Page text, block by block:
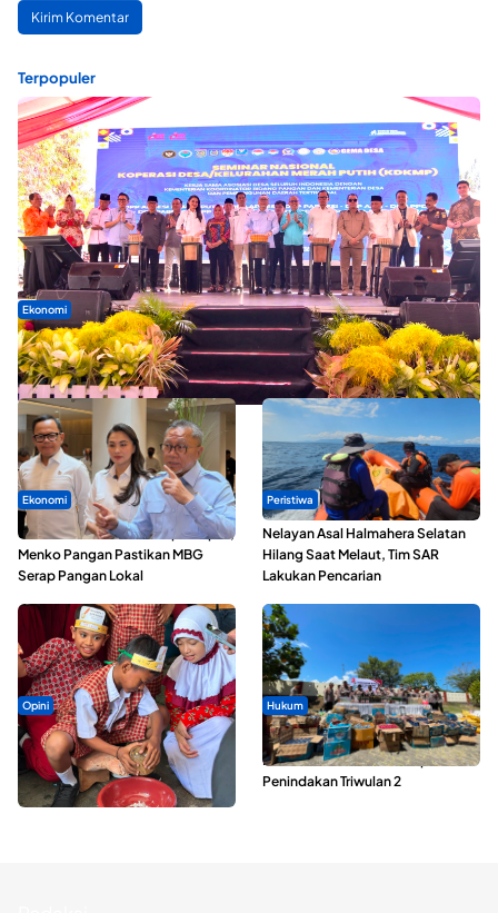
Terpopuler
Ekonomi
Seminar di Ternate, Mendes Perkuat Sinergi Percepatan
Kopdes Merah Putih
Ekonomi
SPPG di Maluku Utara Dipercepat,
Menko Pangan Pastikan MBG
Serap Pangan Lokal
Peristiwa
Nelayan Asal Halmahera Selatan
Hilang Saat Melaut, Tim SAR
Lakukan Pencarian
Opini
Tak Sekadar Memarut Kelapa,
Kukuran Tongole Jadi Media
Belajar Etnosains
Hukum
Polda Maluku Utara Musnahkan
Ribuan Liter Miras Hasil Operasi
Penindakan Triwulan 2